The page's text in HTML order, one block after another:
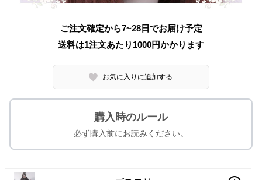
ご注文確定から7~28日でお届け予定
送料は1注文あたり 1000円かかります
お気に入りに追加する
購入時のルール
必ず購入前にお読みください。